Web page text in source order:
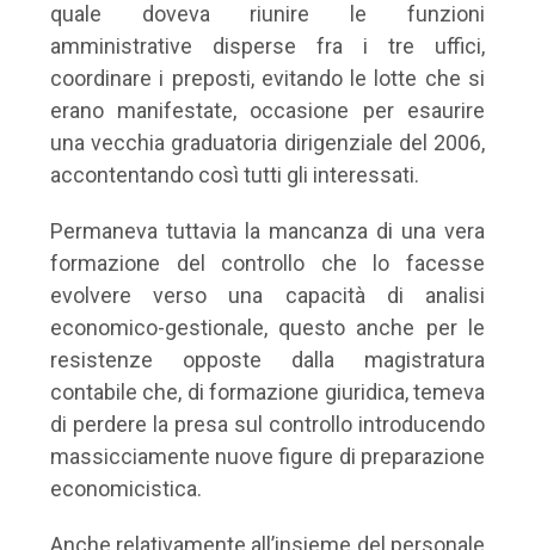
quale doveva riunire le funzioni
amministrative disperse fra i tre uffici,
coordinare i preposti, evitando le lotte che si
erano manifestate, occasione per esaurire
una vecchia graduatoria dirigenziale del 2006,
accontentando così tutti gli interessati.
Permaneva tuttavia la mancanza di una vera
formazione del controllo che lo facesse
evolvere verso una capacità di analisi
economico-gestionale, questo anche per le
resistenze opposte dalla magistratura
contabile che, di formazione giuridica, temeva
di perdere la presa sul controllo introducendo
massicciamente nuove figure di preparazione
economicistica.
Anche relativamente all’insieme del personale